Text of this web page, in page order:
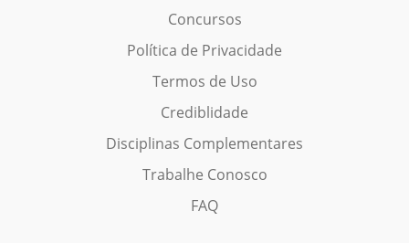
Concursos
Política de Privacidade
Termos de Uso
Crediblidade
Disciplinas Complementares
Trabalhe Conosco
FAQ